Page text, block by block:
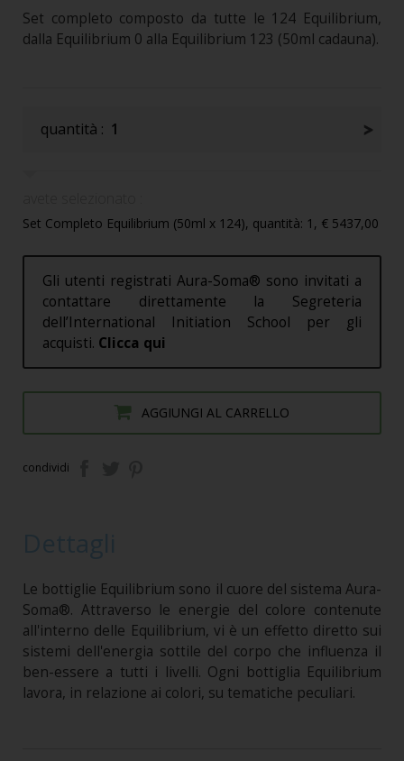
Set completo composto da tutte le 124 Equilibrium,
dalla Equilibrium 0 alla Equilibrium 123 (50ml cadauna).
quantità : 1
Set Completo Equilibrium (50ml x 124), quantità: 1, € 5437,00
Gli utenti registrati Aura-Soma® sono invitati a
contattare direttamente la Segreteria
dell’International Initiation School per gli
acquisti. Clicca qui
AGGIUNGI AL CARRELLO
condividi
Le bottiglie Equilibrium sono il cuore del sistema Aura-
Soma®. Attraverso le energie del colore contenute
all'interno delle Equilibrium, vi è un effetto diretto sui
sistemi dell'energia sottile del corpo che influenza il
ben-essere a tutti i livelli. Ogni bottiglia Equilibrium
lavora, in relazione ai colori, su tematiche peculiari.